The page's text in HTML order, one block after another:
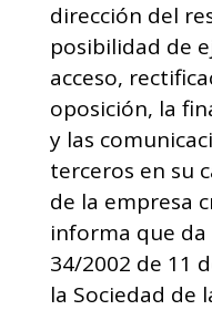
dirección del
posibilidad de
acceso,
oposición, la
y las
terceros en su
de la empresa
informa que
34/2002 de 11
la Sociedad de